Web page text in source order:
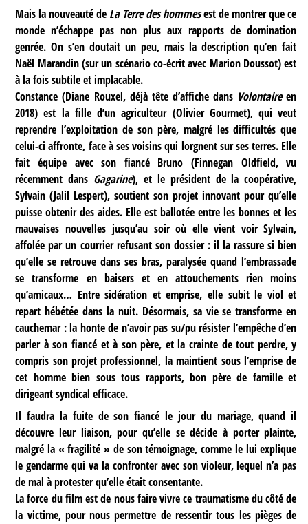
Mais la nouveauté de La Terre des hommesest de montrer que ce
monde n’échappe pas non plus aux rapports de domination
genrée. On s’en doutait un peu, mais la description qu’en fait
Naël Marandin (sur un scénario co-écrit avec Marion Doussot) est
à la fois subtile et implacable.
Constance (Diane Rouxel, déjà tête d’affiche dans Volontaireen
2018) est la fille d’un agriculteur (Olivier Gourmet), qui veut
reprendre l’exploitation de son père, malgré les difficultés que
celui-ci affronte, face à ses voisins qui lorgnent sur ses terres. Elle
fait équipe avec son fiancé Bruno (Finnegan Oldfield, vu
récemment dans Gagarine), et le président de la coopérative,
Sylvain (Jalil Lespert), soutient son projet innovant pour qu’elle
puisse obtenir des aides. Elle est ballotée entre les bonnes et les
mauvaises nouvelles jusqu’au soir où elle vient voir Sylvain,
affolée par un courrier refusant son dossier : il la rassure si bien
qu’elle se retrouve dans ses bras, paralysée quand l’embrassade
se transforme en baisers et en attouchements rien moins
qu’amicaux… Entre sidération et emprise, elle subit le viol et
repart hébétée dans la nuit. Désormais, sa vie se transforme en
cauchemar : la honte de n’avoir pas su/pu résister l’empêche d’en
parler à son fiancé et à son père, et la crainte de tout perdre, y
compris son projet professionnel, la maintient sous l’emprise de
cet homme bien sous tous rapports, bon père de famille et
dirigeant syndical efficace.
Il faudra la fuite de son fiancé le jour du mariage, quand il
découvre leur liaison, pour qu’elle se décide à porter plainte,
malgré la « fragilité » de son témoignage, comme le lui explique
le gendarme qui va la confronter avec son violeur, lequel n’a pas
de mal à protester qu’elle était consentante.
La force du film est de nous faire vivre ce traumatisme du côté de
la victime, pour nous permettre de ressentir tous les pièges de